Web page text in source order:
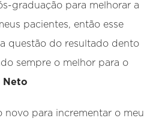
graduação para melhorar a
pacientes, então esse
questão do resultado dento
sempre o melhor para o
Neto
novo para incrementar o meu